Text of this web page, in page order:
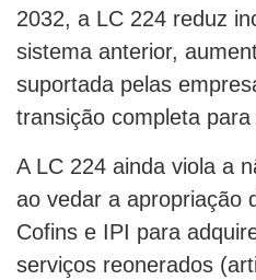
2032, a LC 224 reduz
sistema anterior,
suportada pelas
transição completa
A LC 224 ainda viola a
ao vedar a apropriação
Cofins e IPI para
serviços reonerados